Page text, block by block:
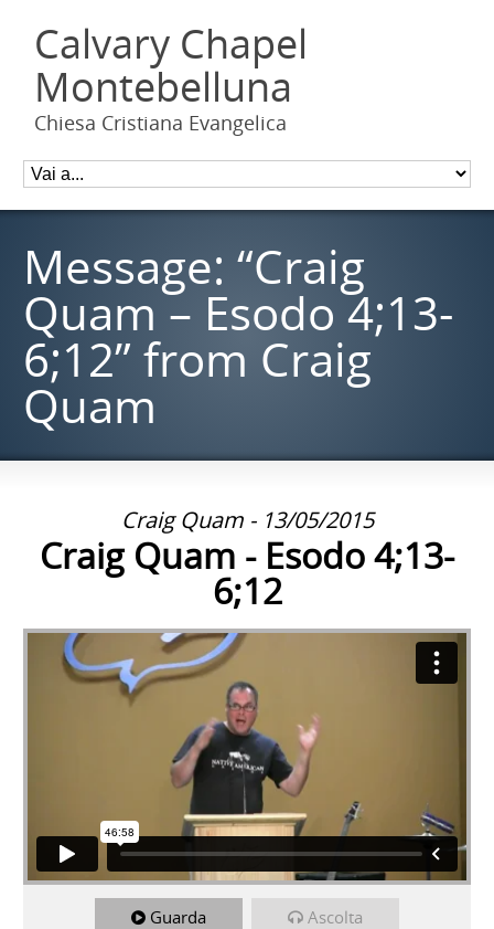
Calvary Chapel
Montebelluna
Chiesa Cristiana Evangelica
Message: “Craig
Quam – Esodo 4;13-
6;12” from Craig
Quam
Craig Quam - 13/05/2015
Craig Quam - Esodo 4;13-
6;12
Guarda Ascolta